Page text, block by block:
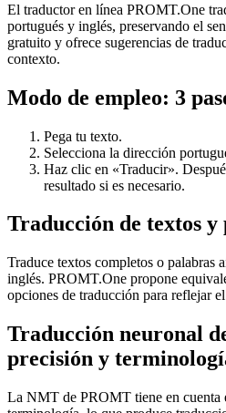
El traductor en línea PROMT.One
portugués y inglés, preservando el
gratuito y ofrece sugerencias de
contexto.
Modo de empleo: 3
Pega tu texto.
Selecciona la dirección
Haz clic en «Traducir».
resultado si es necesario.
Traducción de textos y
Traduce textos completos o palabras
inglés. PROMT.One propone
opciones de traducción para reflejar
Traducción neuronal
precisión y
La NMT de PROMT tiene en cuenta